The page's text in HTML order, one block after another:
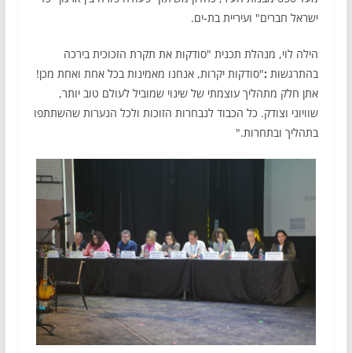
ישראל חברים" ועיריית בת-ים.
הילה לוי, מנהלת תכנית "סודקות את תקרת הזכוכית בירכה
בהתרגשות :"סודקות יקרות, אנחנו מאמינות בכל אחת ואחת מכן!
אתן חלק מתהליך עוצמתי של שינוי שמוביל לעולם טוב יותר,
שוויוני וצודק. כל הכבוד לנבחרות הזוכות ולכל הנערות שהשתתפו
בתהליך ובתחרות."